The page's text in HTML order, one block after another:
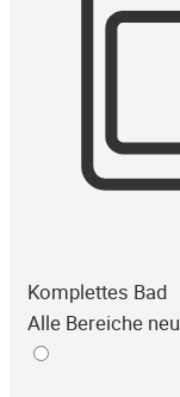
Komplettes Bad
Alle Bereiche neu